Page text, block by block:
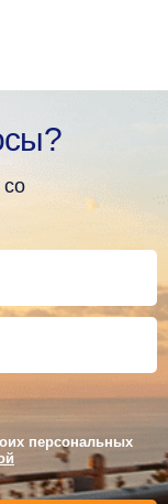
со
персональных